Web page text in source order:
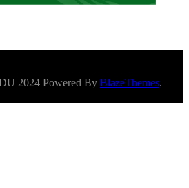
2024 Powered By BlazeThemes.